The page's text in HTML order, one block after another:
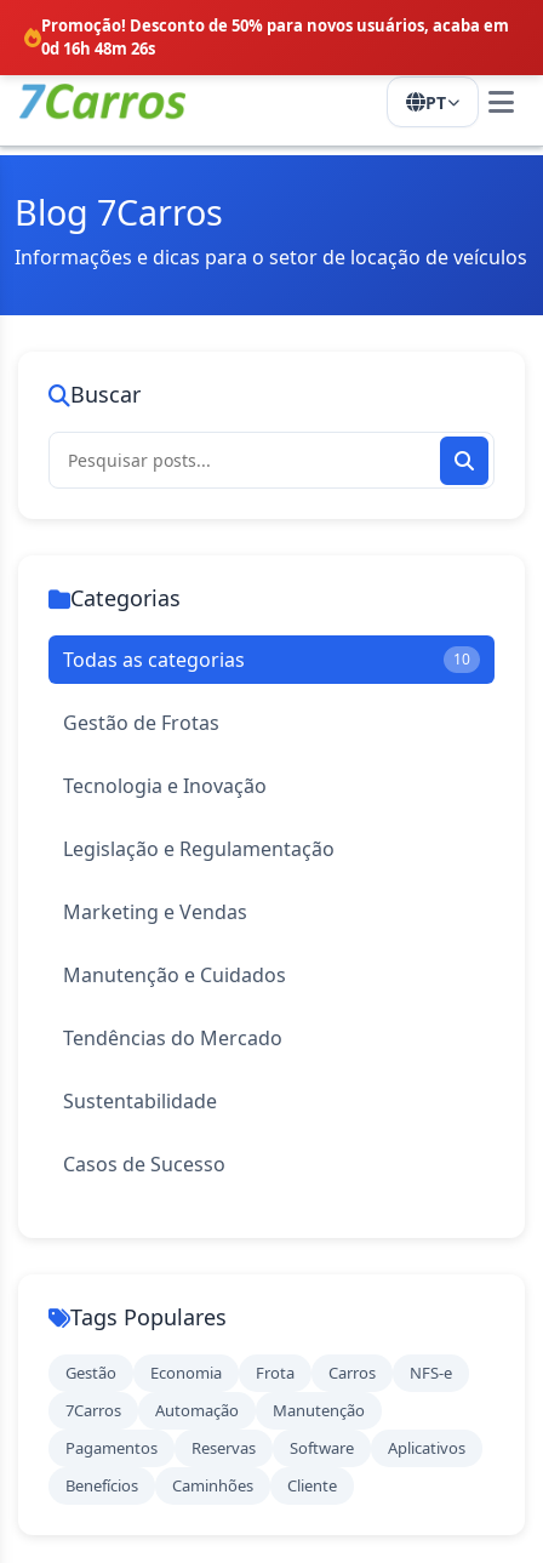
Promoção! Desconto de 50% para novos usuários, acaba em
0d 16h 48m 25s
PT
Blog 7Carros
Informações e dicas para o setor de locação de veículos
Buscar
Categorias
Todas as categorias 10
Gestão de Frotas
Tecnologia e Inovação
Legislação e Regulamentação
Marketing e Vendas
Manutenção e Cuidados
Tendências do Mercado
Sustentabilidade
Casos de Sucesso
Tags Populares
Gestão Economia Frota Carros
NFS-e
7Carros
Automação
Manutenção
Pagamentos
Reservas Software
Aplicativos
Benefícios
Caminhões Cliente